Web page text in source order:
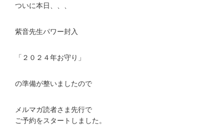
ついに本日、、、
紫音先生パワー封入
「２０２４年お守り」
の準備が整いましたので
メルマガ読者さま先行で
ご予約をスタートしました。